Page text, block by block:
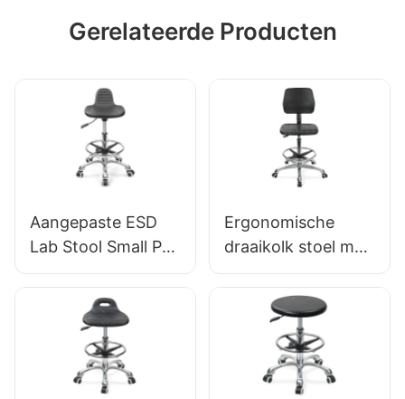
Gerelateerde Producten
Aangepaste ESD
Lab Stool Small PU-
stoel Verstelbare
hoogte & 5-
sterrenbasis voor
laboratorium IC003
Ergonomische
draaikolk stoel met
rugleuning
intergale
schuimstoel & ESD
Science Lab-kruk
met hoogte-
verstelbare